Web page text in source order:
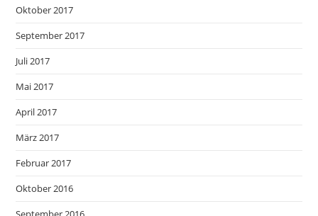
Oktober 2017
September 2017
Juli 2017
Mai 2017
April 2017
März 2017
Februar 2017
Oktober 2016